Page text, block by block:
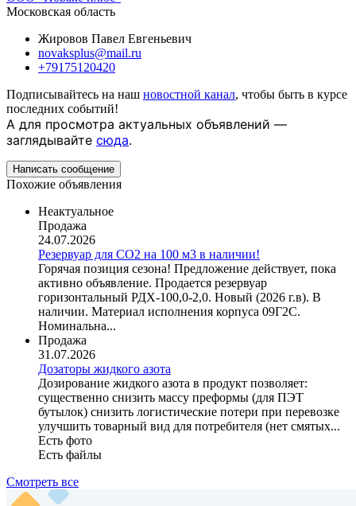
Московская область
Жировов Павел Евгеньевич
novaksplus@mail.ru
+79175120420
Подписывайтесь на наш новостной канал, чтобы быть в курсе
последних событий!
А для просмотра актуальных объявлений —
заглядывайте сюда.
Написать сообщение
Похожие объявления
Неактуальное
Продажа
24.07.2026
Резервуар для СО2 на 100 м3 в наличии!
Горячая позиция сезона! Предложение действует, пока
активно объявление. Продается резервуар
горизонтальный РДХ-100,0-2,0. Новый (2026 г.в). В
наличии. Материал исполнения корпуса 09Г2С.
Номинальна...
Продажа
31.07.2026
Дозаторы жидкого азота
Дозирование жидкого азота в продукт позволяет:
существенно снизить массу преформы (для ПЭТ
бутылок) снизить логистические потери при перевозке
улучшить товарный вид для потребителя (нет смятых...
Есть фото
Есть файлы
Смотреть все